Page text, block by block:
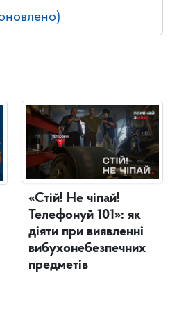
«Стій! Не чіпай!
Телефонуй 101»: як
діяти при виявленні
вибухонебезпечних
предметів